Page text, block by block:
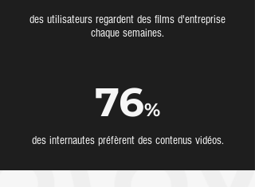
des utilisateurs regardent des films d'entreprise
chaque semaines.
76%
des internautes préfèrent des contenus vidéos.